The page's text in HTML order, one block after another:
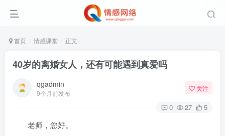
首页 情感课堂 正文
40岁的离婚女人，还有可能遇到真爱吗
qgadmin
9个月前发布
关注
0 27 5
老师，您好。